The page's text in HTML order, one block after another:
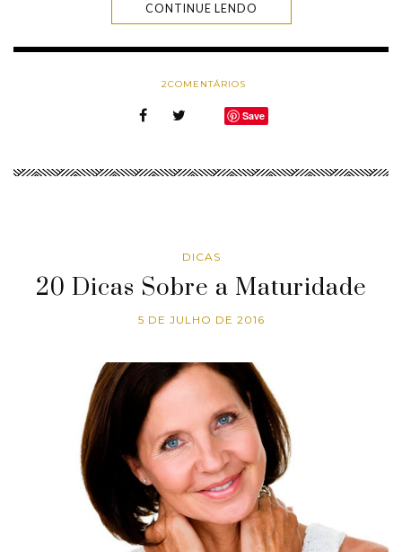
CONTINUE LENDO
2COMENTÁRIOS
Save
DICAS
20 Dicas Sobre a Maturidade
5 DE JULHO DE 2016